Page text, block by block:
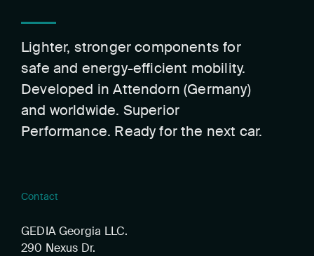
Lighter, stronger components for
safe and energy-efficient mobility.
Developed in Attendorn (Germany)
and worldwide. Superior
Performance. Ready for the next car.
Contact
GEDIA Georgia LLC.
290 Nexus Dr.